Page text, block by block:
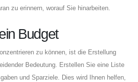
zu erinnern, worauf Sie hinarbeiten.
Budget
zu können, ist die Erstellung
Bedeutung. Erstellen Sie eine Liste
und Sparziele. Dies wird Ihnen helfen,